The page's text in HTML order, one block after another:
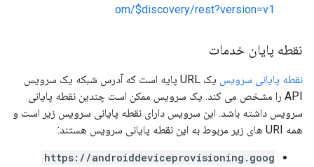
om/$discovery/rest?version=v1
نقطه پایان خدمات
نقطه پایانی سرویس
یک URL پایه است که آدرس شبکه یک سرویس
API را مشخص می کند. یک سرویس ممکن است چندین نقطه پایانی
سرویس داشته باشد. این سرویس دارای نقطه پایانی سرویس زیر است و
همه URI های زیر مربوط به این نقطه پایانی سرویس هستند:
https://androiddeviceprovisioning.goog